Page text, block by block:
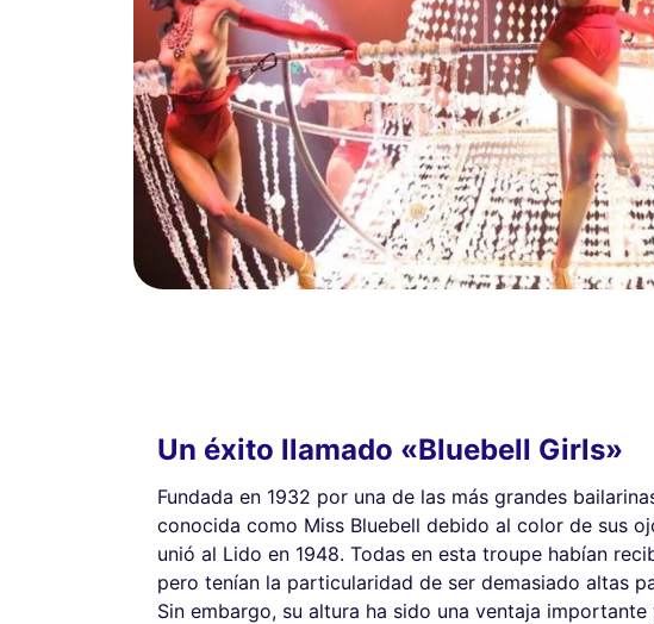
Un éxito llamado «Bluebell Girls»
Fundada en 1932 por una de las más grandes
conocida como Miss Bluebell debido al color de sus
unió al Lido en 1948. Todas en esta troupe habían
pero tenían la particularidad de ser demasiado altas
Sin embargo, su altura ha sido una ventaja